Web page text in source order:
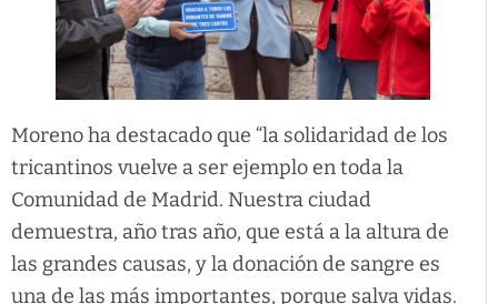
Moreno ha destacado que “la solidaridad de los
tricantinos vuelve a ser ejemplo en toda la
Comunidad de Madrid. Nuestra ciudad
demuestra, año tras año, que está a la altura de
las grandes causas, y la donación de sangre es
una de las más importantes, porque salva vidas.